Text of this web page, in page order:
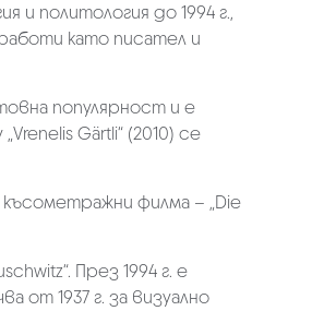
и политология до 1994 г.,
като писател и
популярност и е
Gärtli“ (2010) се
филма – „Die
През 1994 г. е
от 1937 г. за визуално